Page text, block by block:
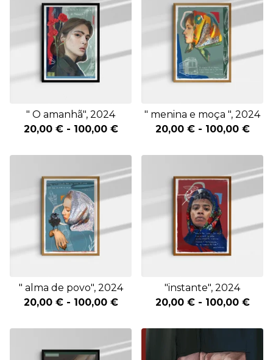
" O amanhã", 2024
20,00 €- 100,00 €
" menina e moça ", 2024
20,00 €- 100,00 €
" alma de povo", 2024
20,00 €- 100,00 €
"instante", 2024
20,00 €- 100,00 €